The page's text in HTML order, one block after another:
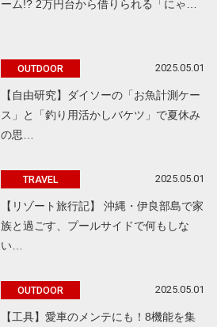
ーム!? 2万円台から借りられる「にゃ…
OUTDOOR 2025.05.01
【自由研究】ダイソーの「お魚計測ケー
ス」と「釣り用活かしバケツ」で夏休み
の思…
TRAVEL 2025.05.01
【リゾート旅行記】 沖縄・伊良部島で家
族と過ごす、プールサイドで何もしな
い…
OUTDOOR 2025.05.01
【工具】愛車のメンテにも！8機能を集